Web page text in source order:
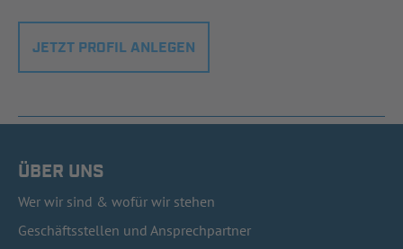
JETZT PROFIL ANLEGEN
ÜBER UNS
Wer wir sind & wofür wir stehen
Geschäftsstellen und Ansprechpartner